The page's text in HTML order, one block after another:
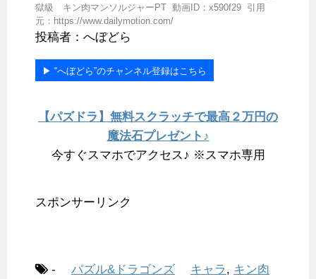
獄級 キン肉マンソルジャーPT 動画ID：x590f29 引用
元：https://www.dailymotion.com/
投稿者：へぼどら
▶︎ “へぼどら”のチャンネル登録はこちら
【パズドラ】無料スクラッチで最高２万円の
魔法石プレゼント♪
今すぐスマホでアクセス♪ ※スマホ専用
スポンサーリンク
- パズル&ドラゴンズ キャラ , キン肉